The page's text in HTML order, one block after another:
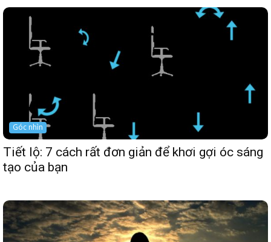
Góc nhìn
Tiết lộ: 7 cách rất đơn giản để khơi gợi óc sáng
tạo của bạn